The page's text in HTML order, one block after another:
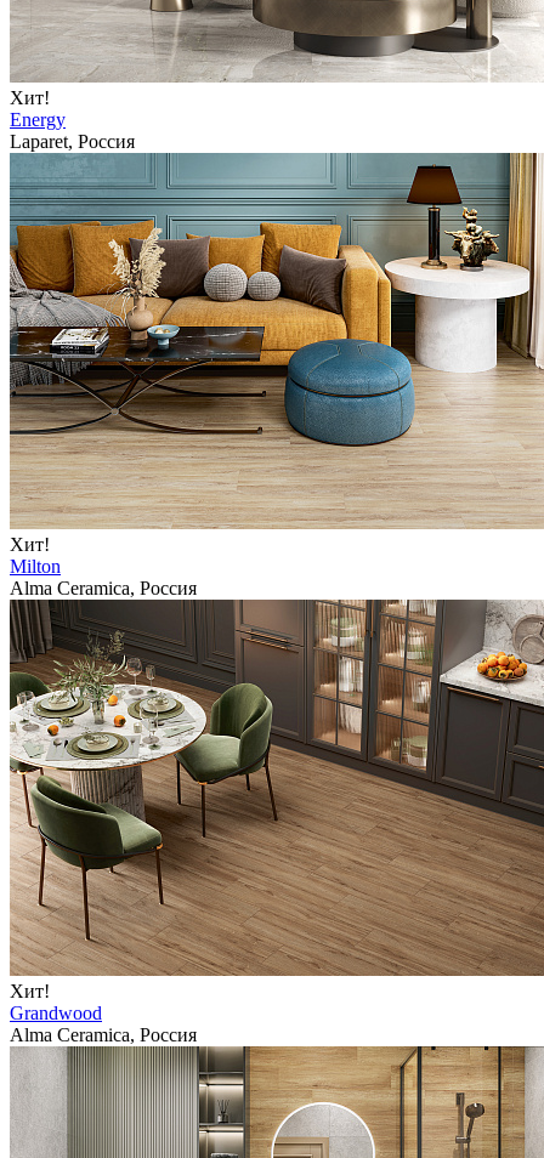
Хит!
Energy
Laparet, Россия
Хит!
Milton
Alma Ceramica, Россия
Хит!
Grandwood
Alma Ceramica, Россия